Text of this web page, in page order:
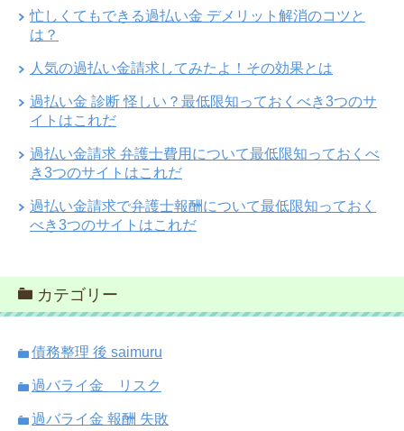
忙しくてもできる過払い金 デメリット解消のコツと
は？
人気の過払い金請求してみたよ！その効果とは
過払い金 診断 怪しい？最低限知っておくべき3つのサ
イトはこれだ
過払い金請求 弁護士費用について最低限知っておくべ
き3つのサイトはこれだ
過払い金請求で弁護士報酬について最低限知っておく
べき3つのサイトはこれだ
カテゴリー
債務整理 後 saimuru
過バライ金 リスク
過バライ金 報酬 失敗